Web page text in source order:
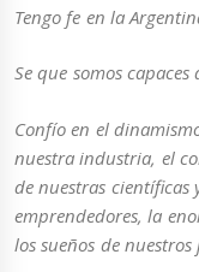
Tengo fe en la
Se que somos
Confío en el
nuestra industria, el
de nuestras científicas
emprendedores, la
los sueños de nuestros